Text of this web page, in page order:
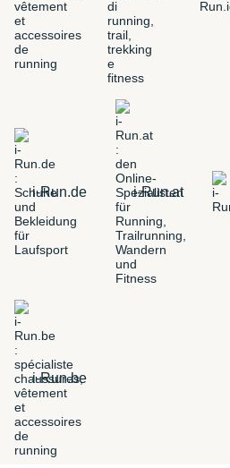
i-Run.de i-Run.at
i-Run.be